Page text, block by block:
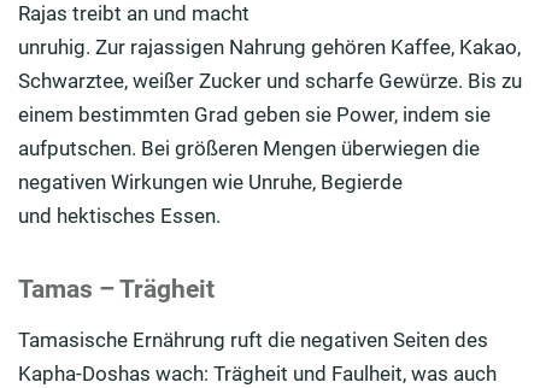
Rajas treibt an und macht
unruhig. Zur rajassigen Nahrung gehören Kaffee, Kakao,
Schwarztee, weißer Zucker und scharfe Gewürze. Bis zu
einem bestimmten Grad geben sie Power, indem sie
aufputschen. Bei größeren Mengen überwiegen die
negativen Wirkungen wie Unruhe, Begierde
und hektisches Essen.
Tamas – Trägheit
Tamasische Ernährung ruft die negativen Seiten des
Kapha-Doshas wach: Trägheit und Faulheit, was auch